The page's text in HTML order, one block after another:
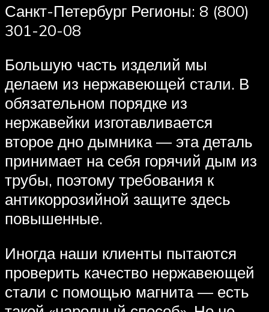
Санкт-Петербург Регионы: 8 (800)
301-20-08
Большую часть изделий мы
делаем из нержавеющей стали. В
обязательном порядке из
нержавейки изготавливается
второе дно дымника — эта деталь
принимает на себя горячий дым из
трубы, поэтому требования к
антикоррозийной защите здесь
повышенные.
Иногда наши клиенты пытаются
проверить качество нержавеющей
стали с помощью магнита — есть